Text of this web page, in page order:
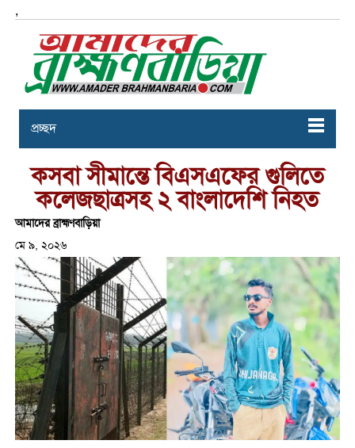
,
প্রচ্ছদ
কসবা সীমান্তে বিএসএফের গুলিতে
কলেজছাত্রসহ ২ বাংলাদেশি নিহত
আমাদের ব্রাহ্মণবাড়িয়া
মে ৯, ২০২৬